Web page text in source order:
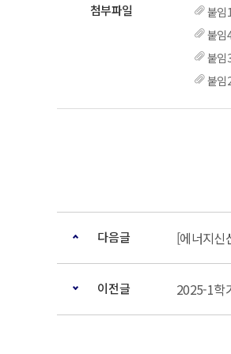
붙임
붙임
붙임
붙임
다음글 [에너지신
이전글 2025-1학